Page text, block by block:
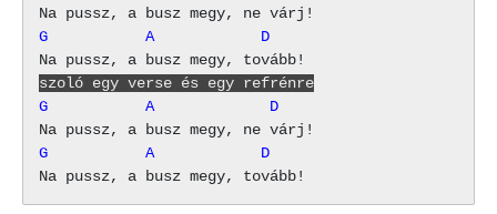
G           A            D
szoló egy verse és egy refrénre
G           A             D
G           A            D